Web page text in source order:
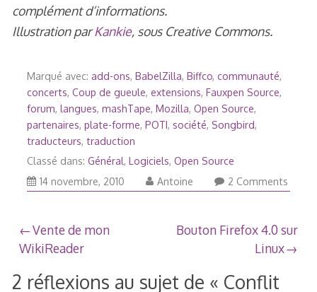
complément d’informations.
Illustration parKankie, sous Creative Commons.
Marqué avec: add-ons, BabelZilla, Biffco, communauté,
concerts, Coup de gueule, extensions, Fauxpen Source,
forum, langues, mashTape, Mozilla, Open Source,
partenaires, plate-forme, POTI, société, Songbird,
traducteurs, traduction
Classé dans: Général, Logiciels, Open Source
14 novembre, 201016
Antoine 2 Comments
Navigation
Vente de mon
WikiReader
Bouton Firefox 4.0 sur
Linux
2 réflexions au sujet de « Conflit